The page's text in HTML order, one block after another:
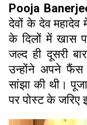
Pooja
देवों के देव महादेव
के दिलों में खास
जल्द ही दूसरी
उन्होंने अपने
सांझा की थी।
पर पोस्ट के जरिए